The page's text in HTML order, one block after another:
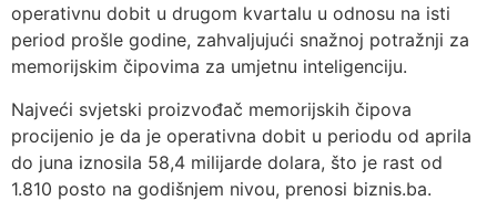
operativnu dobit u drugom kvartalu u odnosu na isti
period prošle godine, zahvaljujući snažnoj potražnji za
memorijskim čipovima za umjetnu inteligenciju.
Najveći svjetski proizvođač memorijskih čipova
procijenio je da je operativna dobit u periodu od aprila
do juna iznosila 58,4 milijarde dolara, što je rast od
1.810 posto na godišnjem nivou, prenosi biznis.ba.